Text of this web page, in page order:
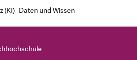
(KI) Daten und Wissen